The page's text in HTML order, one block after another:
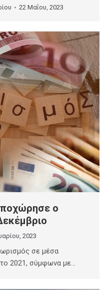
22 Μαΐου, 2023
ο
2023
σε μέσα
2021, σύμφωνα με…